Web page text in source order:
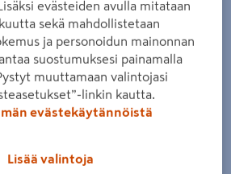
evästeiden avulla mitataan
sekä mahdollistetaan
ja personoidun mainonnan
suostumuksesi painamalla
muuttamaan valintojasi
linkin kautta.
evästekäytännöistä
Lisää valintoja